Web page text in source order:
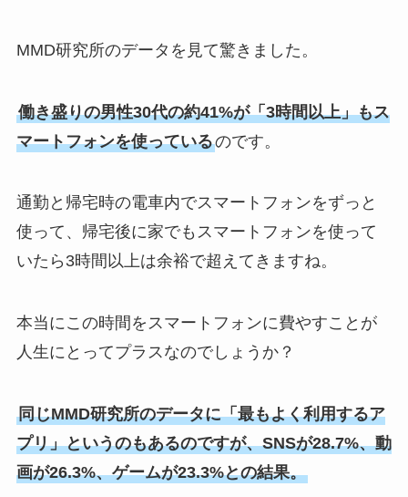
MMD研究所のデータを見て驚きました。
働き盛りの男性30代の約41%が「3時間以上」もス
マートフォンを使っているのです。
通勤と帰宅時の電車内でスマートフォンをずっと
使って、帰宅後に家でもスマートフォンを使って
いたら3時間以上は余裕で超えてきますね。
本当にこの時間をスマートフォンに費やすことが
人生にとってプラスなのでしょうか？
同じMMD研究所のデータに「最もよく利用するア
プリ」というのもあるのですが、SNSが28.7%、動
画が26.3%、ゲームが23.3%との結果。